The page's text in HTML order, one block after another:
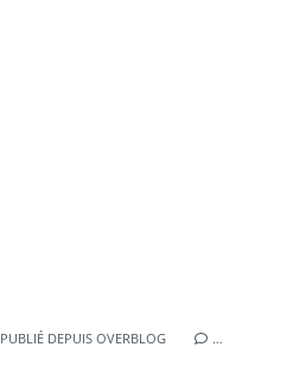
PUBLIÉ DEPUIS OVERBLOG …